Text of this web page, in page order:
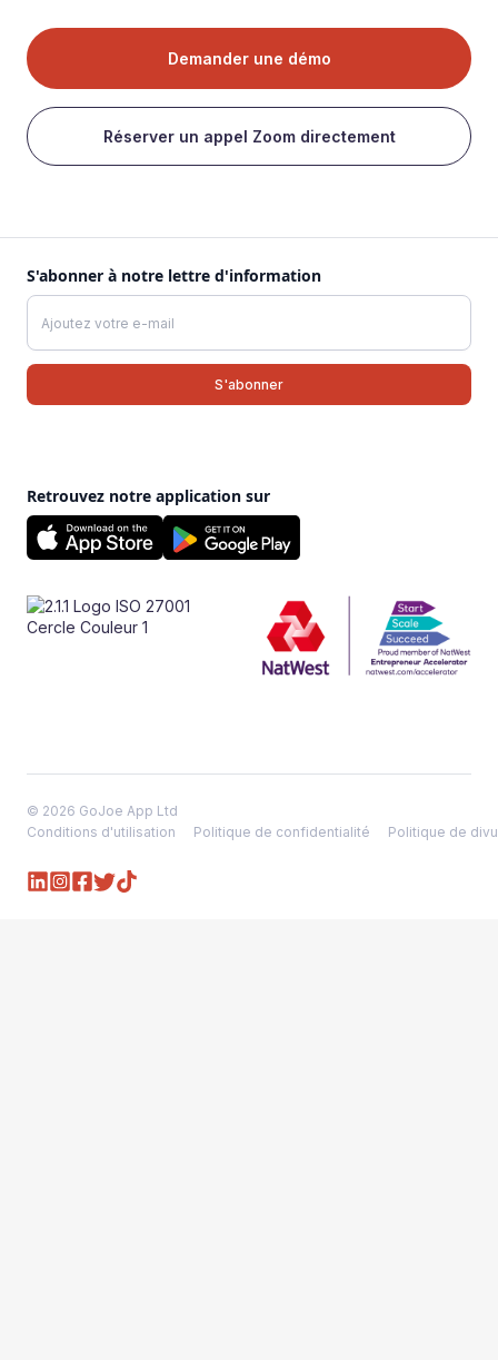
Demander une démo
Réserver un appel Zoom directement
S'abonner à notre lettre d'information
Retrouvez notre application sur
© 2026 GoJoe App Ltd
Conditions d'utilisation
Politique de confidentialité Politique de